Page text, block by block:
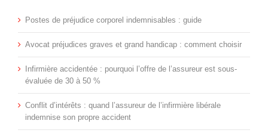
libérale
indemnise
son
propre
accident
étapes
et
erreurs
contre
l’assureur
:
litige,
médiation,
indemnisation
l’allié
de
face
au
Postes de préjudice corporel indemnisables : guide
Avocat préjudices graves et grand handicap : comment choisir
Infirmière accidentée : pourquoi l’offre de l’assureur est sous-
évaluée de 30 à 50 %
Conflit d’intérêts : quand l’assureur de l’infirmière libérale
indemnise son propre accident